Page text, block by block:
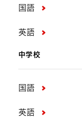
国語
英語
中学校
国語
英語